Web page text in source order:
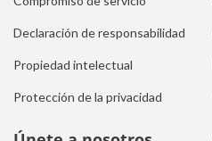
Declaración de responsabilidad
Propiedad intelectual
Protección de la privacidad